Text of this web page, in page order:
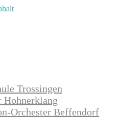
Trossingen
Hohnerklang
Orchester Beffendorf